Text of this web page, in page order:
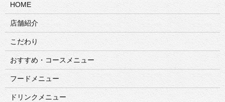
HOME
店舗紹介
こだわり
おすすめ・コースメニュー
フードメニュー
ドリンクメニュー